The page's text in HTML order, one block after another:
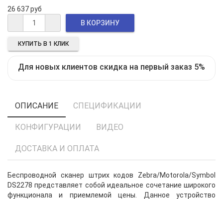
26 637 руб
КУПИТЬ В 1 КЛИК
Для новых клиентов скидка на первый заказ 5%
ОПИСАНИЕ СПЕЦИФИКАЦИИ
КОНФИГУРАЦИИ ВИДЕО
ДОСТАВКА И ОПЛАТА
Беспроводной сканер штрих кодов Zebra/Motorola/Symbol
DS2278 представляет собой идеальное сочетание широкого
функционала и приемлемой цены. Данное устройство